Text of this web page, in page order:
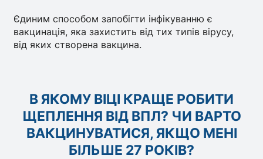
Єдиним способом запобігти інфікуванню є
вакцинація, яка захистить від тих типів вірусу,
від яких створена вакцина.
В ЯКОМУ ВІЦІ КРАЩЕ РОБИТИ
ЩЕПЛЕННЯ ВІД ВПЛ? ЧИ ВАРТО
ВАКЦИНУВАТИСЯ, ЯКЩО МЕНІ
БІЛЬШЕ 27 РОКІВ?